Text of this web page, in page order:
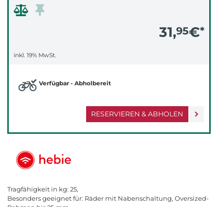
31,95€*
inkl. 19% MwSt.
RESERVIEREN & ABHOLEN
Verfügbar - Abholbereit
Tragfähigkeit in kg: 25,
Besonders geeignet für: Räder mit Nabenschaltung, Oversized-